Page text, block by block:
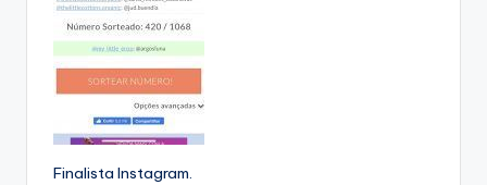
Finalista Instagram.